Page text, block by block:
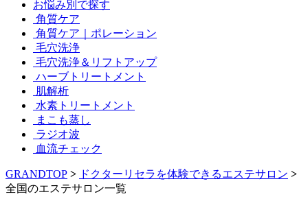
お悩み別で探す
角質ケア
角質ケア｜ポレーション
毛穴洗浄
毛穴洗浄＆リフトアップ
ハーブトリートメント
肌解析
水素トリートメント
まこも蒸し
ラジオ波
血流チェック
GRANDTOP > ドクターリセラを体験できるエステサロン >
全国のエステサロン一覧